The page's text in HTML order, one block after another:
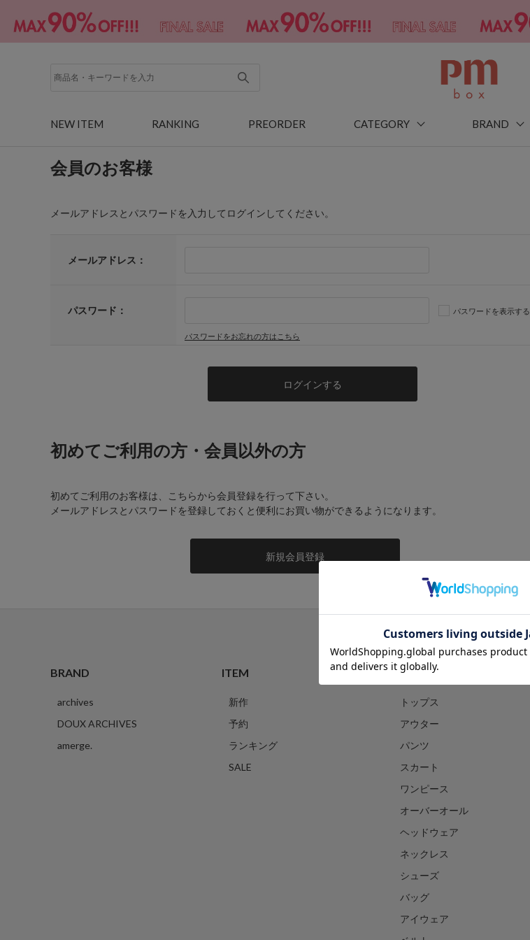
NEW ITEM RANKING PREORDER CATEGORY BRAND
会員のお客様
メールアドレスとパスワードを入力してログインしてください。
メールアドレス：
パスワード： パスワードを表示する
パスワードをお忘れの方はこちら
初めてご利用の方・会員以外の方
初めてご利用のお客様は、こちらから会員登録を行って下さい。
メールアドレスとパスワードを登録しておくと便利にお買い物ができるようになります。
BRAND
archives
DOUX ARCHIVES
amerge.
ITEM
新作
予約
ランキング
SALE
CATEGORY
トップス
アウター
パンツ
スカート
ワンピース
オーバーオール
ヘッドウェア
ネックレス
シューズ
バッグ
アイウェア